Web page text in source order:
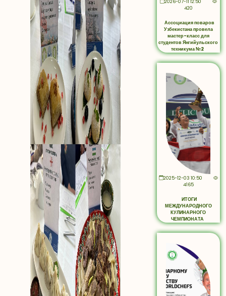
2026-07-11 12:50
420
Ассоциация поваров
Узбекистана провела
мастер-класс для
студентов Янгийульского
техникума №2
2025-12-03 10:50
4165
ИТОГИ
МЕЖДУНАРОДНОГО
КУЛИНАРНОГО
ЧЕМПИОНАТА